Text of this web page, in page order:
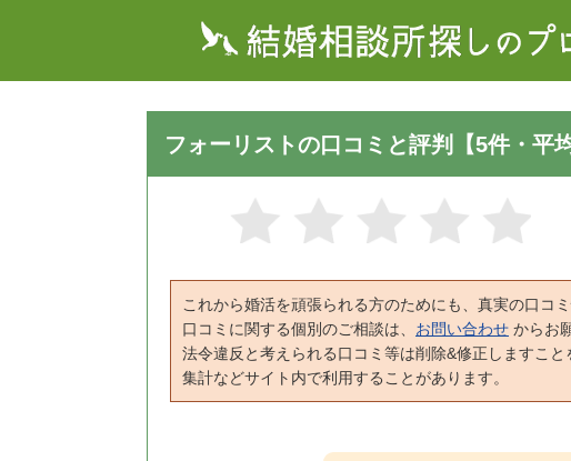
フォーリストの口コミと評判【5件・平
これから婚活を頑張られる方のためにも、真実の口コ
口コミに関する個別のご相談は、 お問い合わせ からお
法令違反と考えられる口コミ等は削除&修正しますこ
集計などサイト内で利用することがあります。